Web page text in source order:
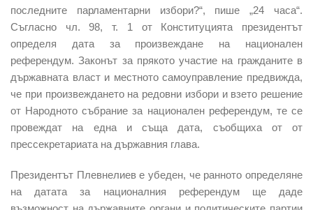
последните парламентарни избори?“, пише „24 часа“.
Съгласно чл. 98, т. 1 от Конституцията президентът
определя дата за произвеждане на национален
референдум. Законът за прякото участие на гражданите в
държавната власт и местното самоуправление предвижда,
че при произвеждането на редовни избори и взето решение
от Народното събрание за национален референдум, те се
провеждат на една и съща дата, съобщиха от от
прессекретариата на държавния глава.
Президентът Плевнелиев е убеден, че ранното определяне
на датата за националния референдум ще даде